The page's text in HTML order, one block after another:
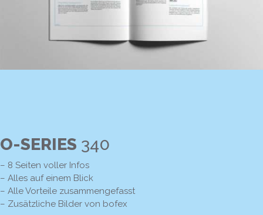
O-SERIES 340
– 8 Seiten voller Infos
– Alles auf einem Blick
– Alle Vorteile zusammengefasst
– Zusätzliche Bilder von bofex